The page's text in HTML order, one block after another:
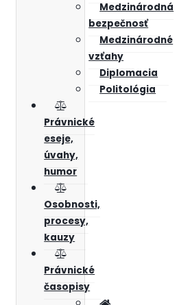
Medzinárodná
bezpečnosť
Medzinárodné
vzťahy
Diplomacia
Politológia
Právnické
eseje,
úvahy,
humor
Osobnosti,
procesy,
kauzy
Právnické
časopisy